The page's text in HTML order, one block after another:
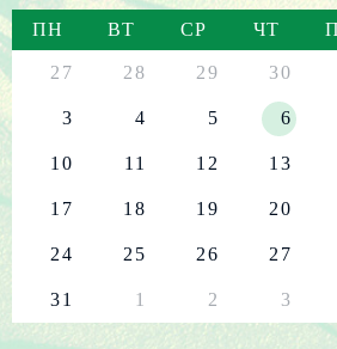
ПН ВТ СР ЧТ
27 28 29 30
3 4 5 6
10 11 12 13
17 18 19 20
24 25 26 27
31 1 2 3